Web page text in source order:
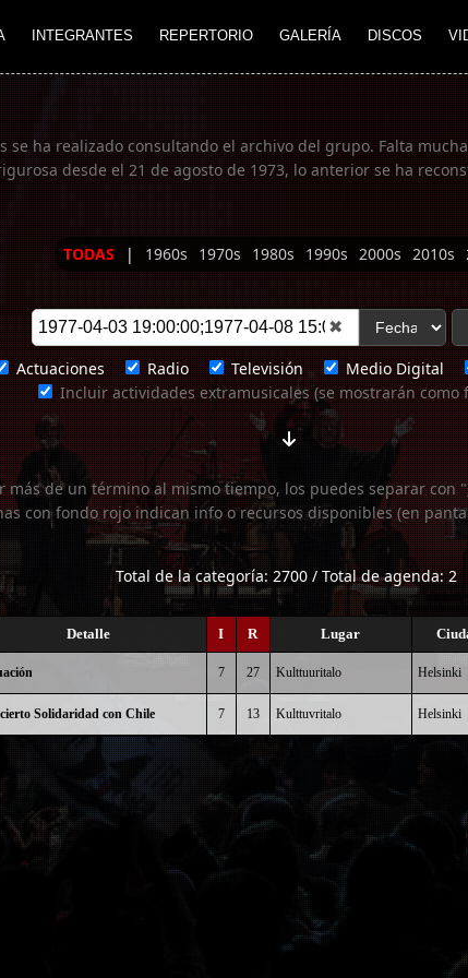
INTEGRANTES REPERTORIO GALERÍA DISCOS
se ha realizado consultando el archivo del grupo. Falta
desde el 21 de agosto de 1973, lo anterior se ha
TODAS | 1960s 1970s 1980s 1990s 2000s 2010s
✖
Actuaciones Radio Televisión Medio Digital
Incluir actividades extramusicales (se mostrarán como
más de un término al mismo tiempo, los puedes separar con
con fondo rojo indican info o recursos disponibles (en
Total de la categoría: 2700 / Total de agenda: 2
Detalle I R Lugar
7 27 Kulttuuritalo Helsinki
Solidaridad con Chile 7 13 Kulttuvritalo Helsinki